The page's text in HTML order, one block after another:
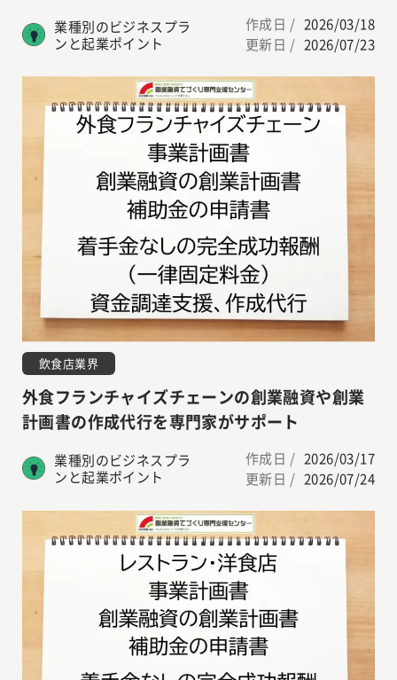
業種別のビジネスプラ
ンと起業ポイント
作成日 / 2026/03/18
更新日 / 2026/07/23
外食フランチャイズチェーンの創業融資や創業
計画書の作成代行を専門家がサポート
業種別のビジネスプラ
ンと起業ポイント
飲食店業界
作成日 / 2026/03/17
更新日 / 2026/07/24